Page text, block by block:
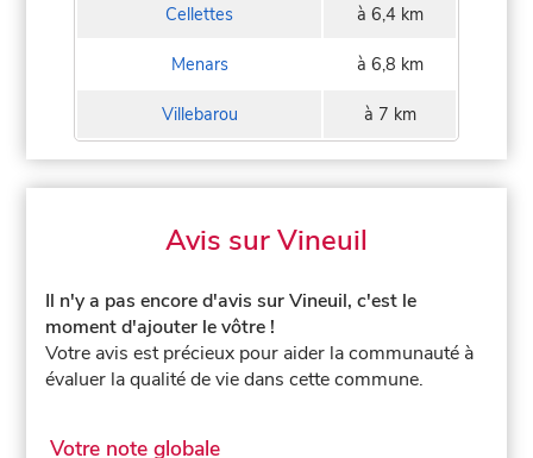
Cellettes à 6,4 km
Menars à 6,8 km
Villebarou à 7 km
Avis sur Vineuil
Il n'y a pas encore d'avis sur Vineuil, c'est le
moment d'ajouter le vôtre !
Votre avis est précieux pour aider la communauté à
évaluer la qualité de vie dans cette commune.
Votre note globale